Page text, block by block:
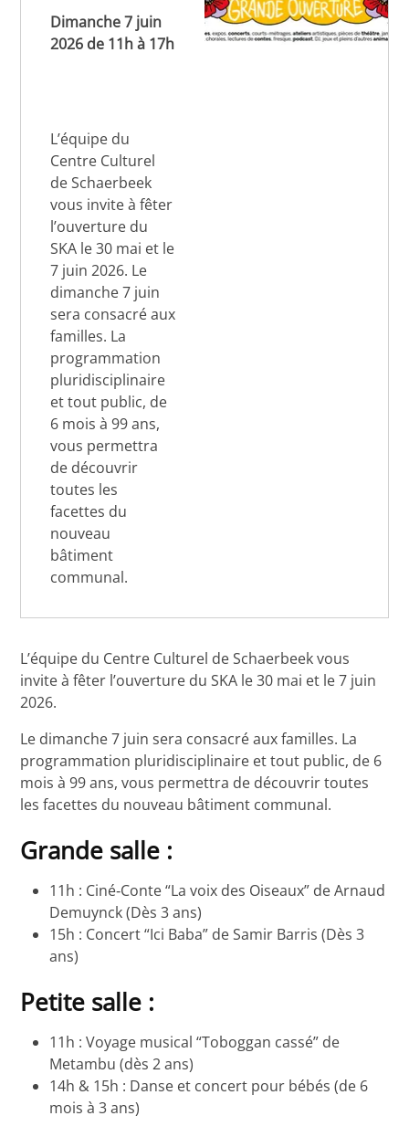
Dimanche 7 juin
2026 de 11h à 17h
L’équipe du
Centre Culturel
de Schaerbeek
vous invite à fêter
l’ouverture du
SKA le 30 mai et le
7 juin 2026. Le
dimanche 7 juin
sera consacré aux
familles. La
programmation
pluridisciplinaire
et tout public, de
6 mois à 99 ans,
vous permettra
de découvrir
toutes les
facettes du
nouveau
bâtiment
communal.
L’équipe du Centre Culturel de Schaerbeek vous
invite à fêter l’ouverture du SKA le 30 mai et le 7 juin
2026.
Le dimanche 7 juin sera consacré aux familles. La
programmation pluridisciplinaire et tout public, de 6
mois à 99 ans, vous permettra de découvrir toutes
les facettes du nouveau bâtiment communal.
Grande salle :
11h : Ciné‑Conte “La voix des Oiseaux” de Arnaud
Demuynck (Dès 3 ans)
15h : Concert “Ici Baba” de Samir Barris (Dès 3
ans)
Petite salle :
11h : Voyage musical “Toboggan cassé” de
Metambu (dès 2 ans)
14h & 15h : Danse et concert pour bébés (de 6
mois à 3 ans)